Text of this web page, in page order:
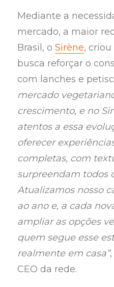
Mediante a
mercado, a maior
Brasil, oSirène,
busca reforçar o
com lanches e
mercado
crescimento, e no
atentos a essa
oferecer
completas, com
surpreendam todos
Atualizamos nosso
ao ano e, a cada
ampliar as opções
quem segue esse
realmente em casa”
CEO da rede.